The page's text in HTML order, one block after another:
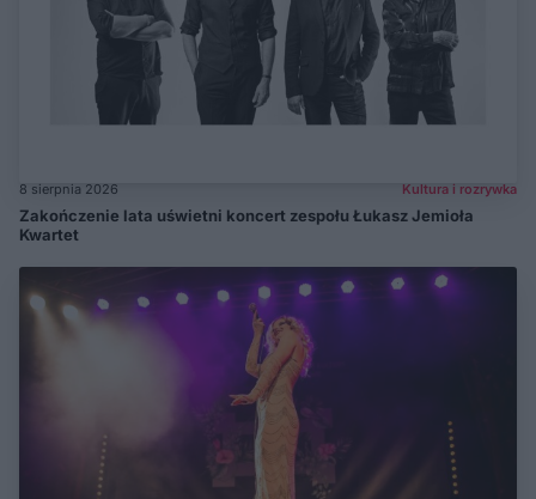
8 sierpnia 2026 Kultura i rozrywka
Zakończenie lata uświetni koncert zespołu Łukasz Jemioła
Kwartet